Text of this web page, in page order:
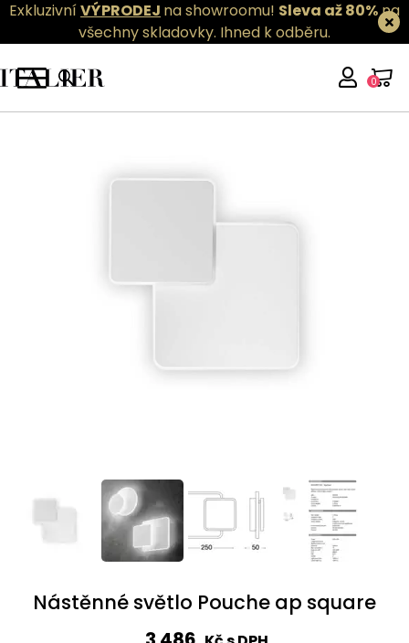
ExkluzivníVÝPRODEJ na showroomu! Sleva až 80%na
všechny skladovky. Ihned k odběru.
0
Nástěnné světlo Pouche ap square